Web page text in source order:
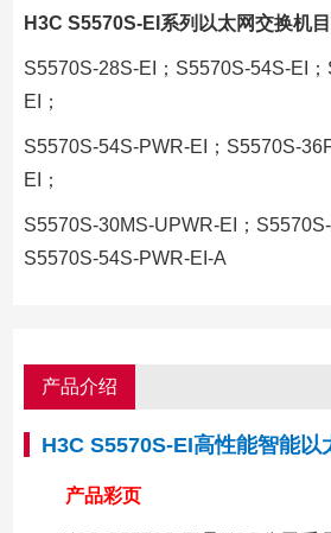
H3C S5570S-EI系列以太网交换机
S5570S-28S-EI；S5570S-54S-EI
EI；
S5570S-54S-PWR-EI；S5570S-
EI；
S5570S-30MS-UPWR-EI；
S5570S-54S-PWR-EI-A
产品介绍
H3C S5570S-EI高性能智能以
产品彩页